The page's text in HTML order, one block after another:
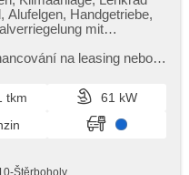
Alufelgen, Handgetriebe,
mit
Airbagna leasing nebo
tkm
61 kW
Štěrboholy